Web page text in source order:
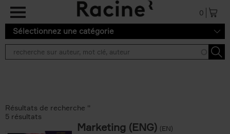
Aller au contenu principal
0
Sélectionnez une catégorie
Résultats de recherche ''
5 résultats
Marketing (ENG) (EN)